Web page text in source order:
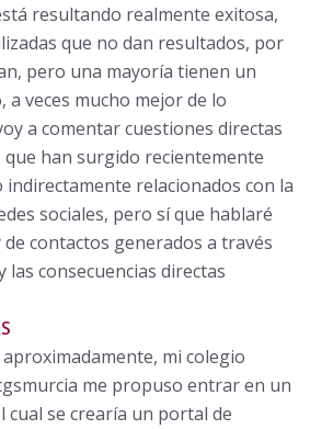
resultando realmente exitosa,
que no dan resultados, por
pero una mayoría tienen un
a veces mucho mejor de lo
a comentar cuestiones directas
han surgido recientemente
relacionados con la
sociales, pero sí que hablaré
de contactos generados a través
las consecuencias directas
aproximadamente, mi colegio
me propuso entrar en un
cual se crearía un portal de